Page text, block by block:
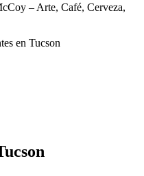
– Arte, Café, Cerveza,
en Tucson